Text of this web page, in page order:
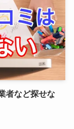
者など探せな